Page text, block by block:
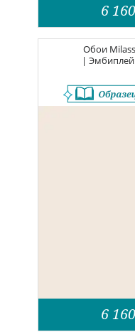
6 160
Обои
|
6 160